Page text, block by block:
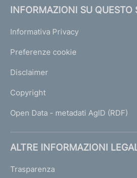
INFORMAZIONI SU QUESTO
Informativa Privacy
Preferenze cookie
Disclaimer
Copyright
Open Data - metadati AgID (RDF)
ALTRE INFORMAZIONI
Trasparenza